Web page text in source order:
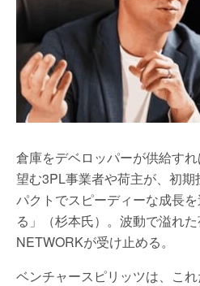
倉庫をデベロッパーが供給す
望む3PL事業者や荷主が、初
パクトでスピーディーな成長
る」（杉本氏）。波動で溢れ
NETWORKが受け止める。
ベンチャースピリッツは、こ